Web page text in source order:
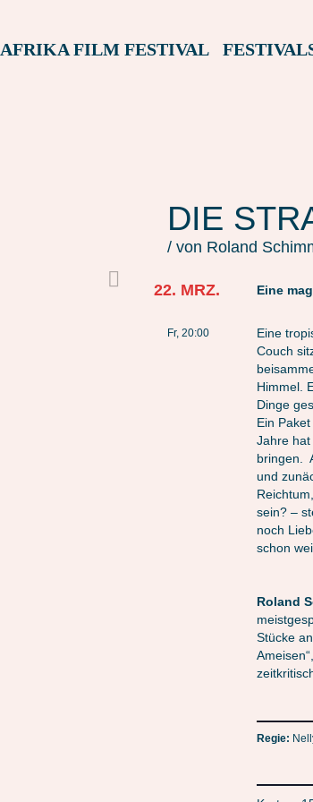
AFRIKA FILM FESTIVAL
DIE
/ von Roland
22. MRZ.
Fr, 20:00
Eine
Eine
Couch
Himmel.
Dinge
Ein
Jahre
bringen.
und
sein? –
noch
schon
Roland
Stücke
Regie: